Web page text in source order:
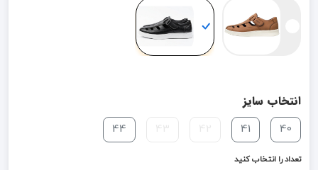
انتخاب سایز
40
41
44
تعداد را انتخاب کنید